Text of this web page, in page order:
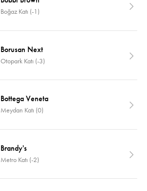
Boğaz Katı (-1)
Borusan Next
Otopark Katı (-3)
Bottega Veneta
Meydan Katı (0)
Brandy's
Metro Katı (-2)